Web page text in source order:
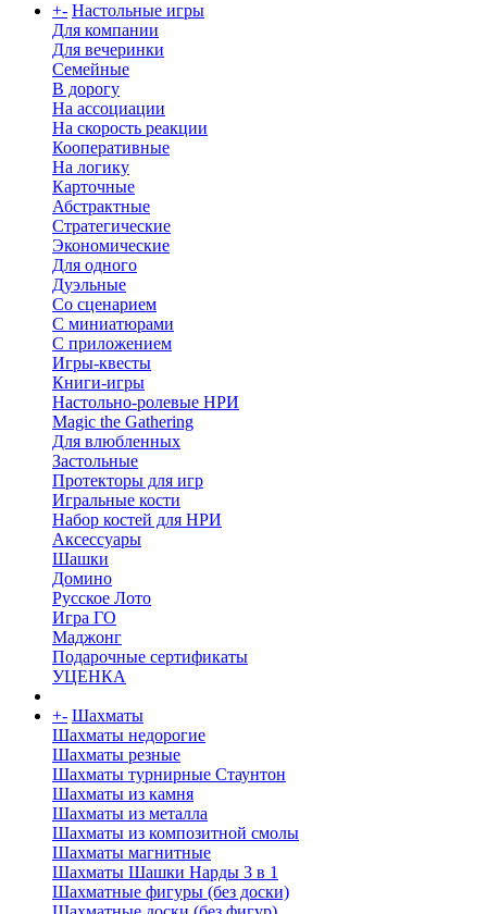
+- Настольные игры
Для компании
Для вечеринки
Семейные
В дорогу
На ассоциации
На скорость реакции
Кооперативные
На логику
Карточные
Абстрактные
Стратегические
Экономические
Для одного
Дуэльные
Со сценарием
С миниатюрами
С приложением
Игры-квесты
Книги-игры
Настольно-ролевые НРИ
Magic the Gathering
Для влюбленных
Застольные
Протекторы для игр
Игральные кости
Набор костей для НРИ
Аксессуары
Шашки
Домино
Русское Лото
Игра ГО
Маджонг
Подарочные сертификаты
УЦЕНКА
+- Шахматы
Шахматы недорогие
Шахматы резные
Шахматы турнирные Стаунтон
Шахматы из камня
Шахматы из металла
Шахматы из композитной смолы
Шахматы магнитные
Шахматы Шашки Нарды 3 в 1
Шахматные фигуры (без доски)